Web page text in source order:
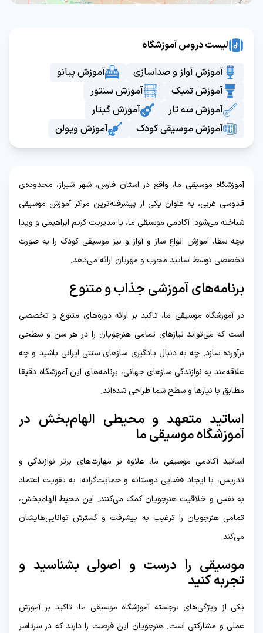
لیست دروس آموزشگاه
آموزش آواز و صداسازی
آموزش پیانو
آموزش تمبک
آموزش سنتور
آموزش سه تار
آموزش گیتار
آموزش موسیقی کودک
آموزش ویولن
آموزشگاه موسیقی ما، واقع در استان فارس، شهر شیراز، محدوده‌ی
قدوسی غربی، به عنوان یکی از پیشرفته‌ترین مراکز آموزش موسیقی
شناخته می‌شود. آکادمی موسیقی ما، با مدیریت کریم ابراهیمی و ویدا
بچه سقا، آموزش انواع ساز و آواز و نیز موسیقی کودک را به صورت
تخصصی توسط اساتید مجرب و مهربان ارائه می‌دهد.
برنامه‌های آموزشی جذاب و متنوع
در آموزشگاه موسیقی ما، تاکید بر ارائه دوره‌های متنوع و تخصصی
است که می‌تواند نیازهای تمامی هنرجویان را در هر سن و سطحی
برآورده سازد. چه به دنبال یادگیری سازهای سنتی ایرانی باشید و چه
علاقه‌مند به نوازندگی سازهای جهانی، برنامه‌های این آموزشگاه دقیقا
مطابق با نیازها و سطح شما طراحی شده‌اند.
اساتید متعهد و محیطی الهام‌بخش در
آموزشگاه موسیقی ما
اساتید آکادمی موسیقی ما، علاوه بر مهارت‌های برتر نوازندگی و
تدریس، با ایجاد فضایی دوستانه و حمایت‌گرانه، به تقویت اعتماد
به نفس و خلاقیت هنرجویان کمک می‌کنند. این محیط الهام‌بخش،
تمامی هنرجویان را ترغیب به پیشرفت و گسترش توانایی‌هایشان
می‌کند.
موسیقی را درست و اصولی بشناسید و
تجربه کنید
یکی از ویژگی‌های برجسته آموزشگاه موسیقی ما، تاکید بر آموزش
عملی و مشارکتی است. هنرجویان این فرصت را دارند که در سرتاسر